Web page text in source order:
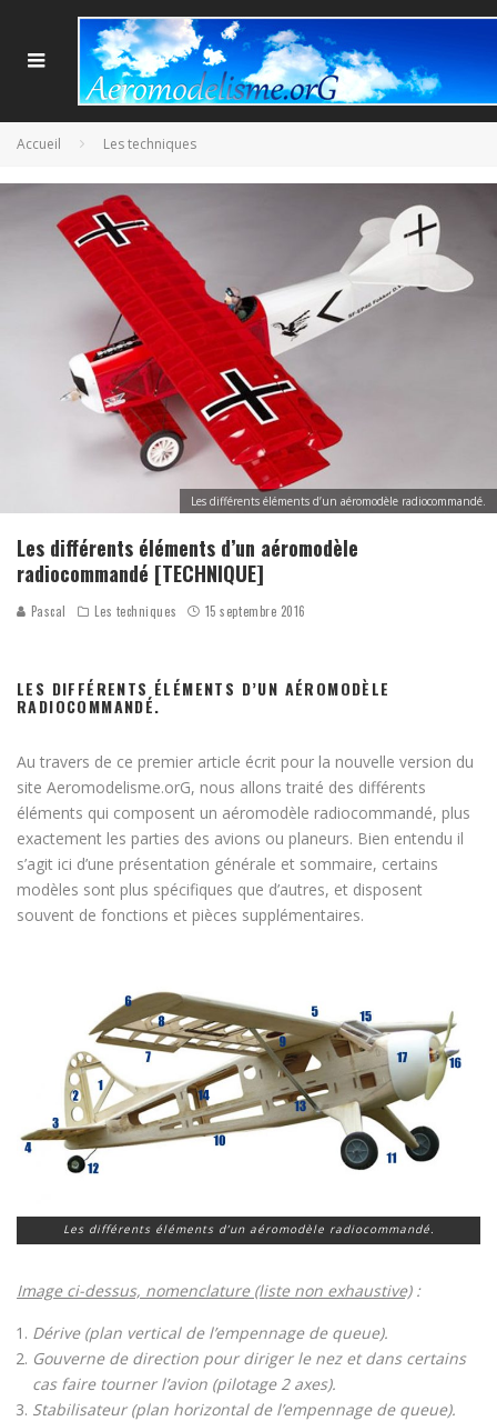
Accueil Les techniques
Les différents éléments d’un aéromodèle radiocommandé.
Les différents éléments d’un aéromodèle
radiocommandé [TECHNIQUE]
Pascal Les techniques 15 septembre 2016
LES DIFFÉRENTS ÉLÉMENTS D’UN AÉROMODÈLE
RADIOCOMMANDÉ.
Au travers de ce premier article écrit pour la nouvelle version du
site Aeromodelisme.orG, nous allons traité des différents
éléments qui composent un aéromodèle radiocommandé, plus
exactement les parties des avions ou planeurs. Bien entendu il
s’agit ici d’une présentation générale et sommaire, certains
modèles sont plus spécifiques que d’autres, et disposent
souvent de fonctions et pièces supplémentaires.
Les différents éléments d’un aéromodèle radiocommandé.
Image ci-dessus, nomenclature (liste non exhaustive):
Dérive (plan vertical de l’empennage de queue).
Gouverne de direction pour diriger le nez et dans certains
cas faire tourner l’avion (pilotage 2 axes).
Stabilisateur (plan horizontal de l’empennage de queue).